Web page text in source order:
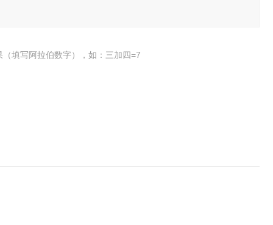
填写阿拉伯数字），如：三加四=7